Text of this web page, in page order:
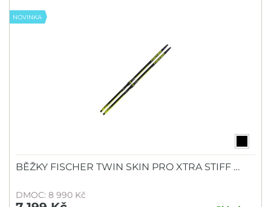
NOVINKA
BĚŽKY FISCHER TWIN SKIN PRO XTRA STIFF …
DMOC: 8 990 Kč